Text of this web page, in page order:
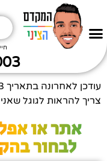
עודכן לאחרונה בתאריך
צריך להראות לגוגל
אתר או
לבחור